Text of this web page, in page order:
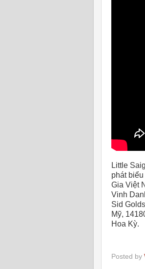
Little
phát
Gia Việt
Vinh
Sid
Mỹ,
Hoa Kỳ.
Posted by